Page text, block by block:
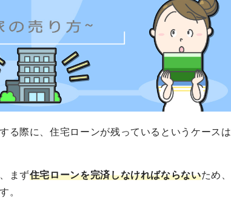
る際に、住宅ローンが残っているというケースは
まず住宅ローンを完済しなければならないため、
。